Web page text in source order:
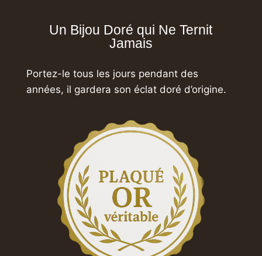
Un Bijou Doré qui Ne Ternit
Jamais
Portez-le tous les jours pendant des
années, il gardera son éclat doré d’origine.